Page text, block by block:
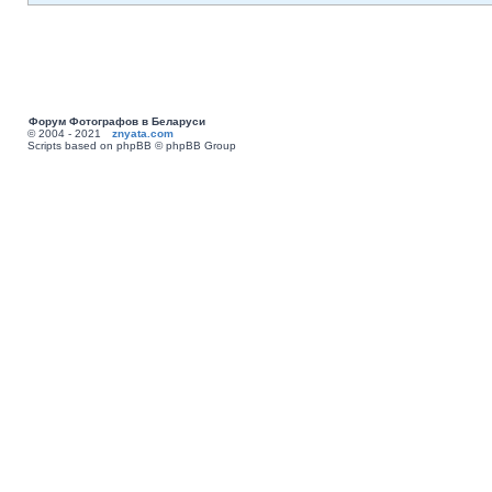
Форум Фотографов в Беларуси
© 2004 - 2021 znyata.com
Scripts based on phpBB © phpBB Group